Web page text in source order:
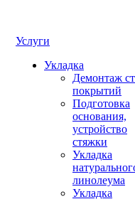
Услуги
Укладка
Демонтаж
покрытий
Подготовка
основания,
устройство
стяжки
Укладка
линолеума
Укладка